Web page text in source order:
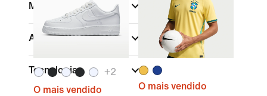
Marca
Ajuste
Tecnologia +2
O mais vendido
O mais vendido